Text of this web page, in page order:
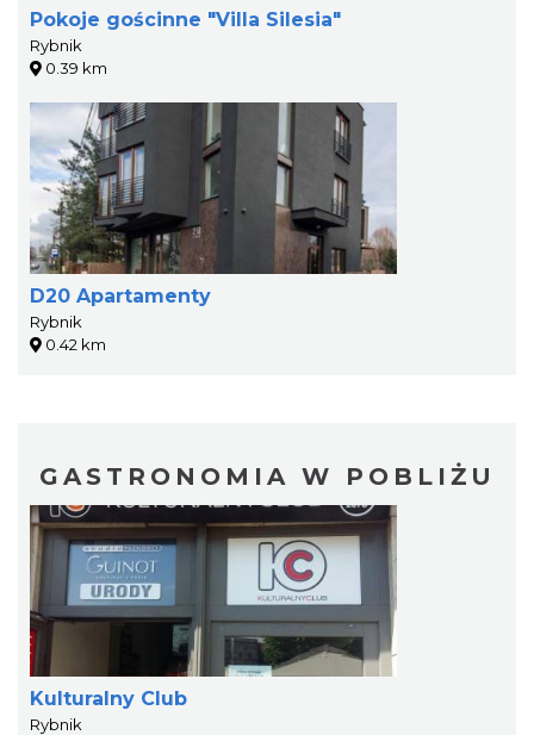
Pokoje gościnne "Villa Silesia"
Rybnik
0.39 km
D20 Apartamenty
Rybnik
0.42 km
GASTRONOMIA W POBLIŻU
Kulturalny Club
Rybnik